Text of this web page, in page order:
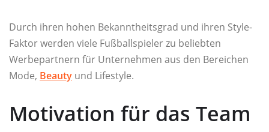
Durch ihren hohen Bekanntheitsgrad und ihren Style-
Faktor werden viele Fußballspieler zu beliebten
Werbepartnern für Unternehmen aus den Bereichen
Mode, Beauty und Lifestyle.
Motivation für das Team